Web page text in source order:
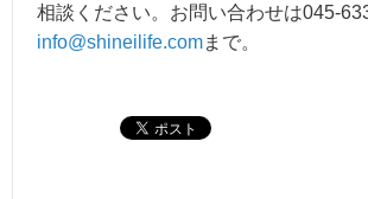
相談ください。お問い合わせは045-
info@shineilife.comまで。